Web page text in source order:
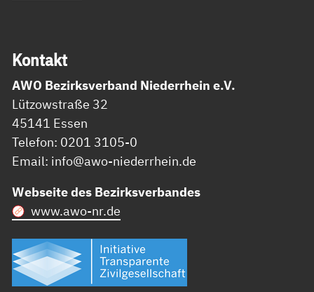
Kon­takt
AWO Bezirksverband Niederrhein e.V.
Lützowstraße 32
45141 Essen
Telefon: 0201 3105-0
Email: info@awo-niederrhein.de
Webseite des Bezirksverbandes
www.awo-nr.de